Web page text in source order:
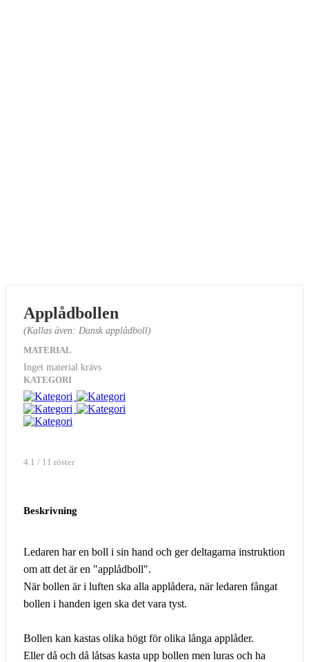
Applådbollen
(Kallas även: Dansk applådboll)
MATERIAL
Inget material krävs
KATEGORI
4.1 / 11 röster
Beskrivning
Ledaren har en boll i sin hand och ger deltagarna instruktion
om att det är en "applådboll".
När bollen är i luften ska alla applådera, när ledaren fångat
bollen i handen igen ska det vara tyst.
Bollen kan kastas olika högt för olika långa applåder.
Eller då och då låtsas kasta upp bollen men luras och ha